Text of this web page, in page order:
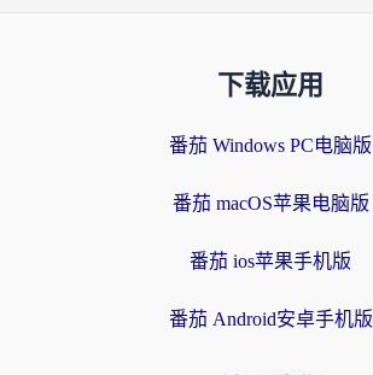
下载应用
番茄 Windows PC电脑版
番茄 macOS苹果电脑版
番茄 ios苹果手机版
番茄 Android安卓手机版